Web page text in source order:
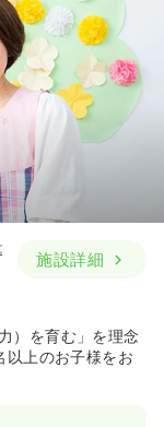
施設詳細
）を育む」を理念
上のお子様をお